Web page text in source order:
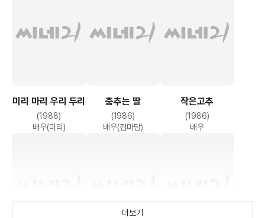
미리 마리 우리 두리
(1988)
배우(미리)
춤추는 딸
(1986)
배우(김마담)
작은고추
(1986)
배우
더보기